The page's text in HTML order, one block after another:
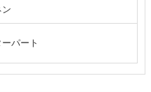
パート